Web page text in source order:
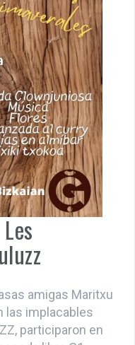
amigas Maritxu
implacables
participaron en
juego payaso a
juneros. Una
y libre de todo lo